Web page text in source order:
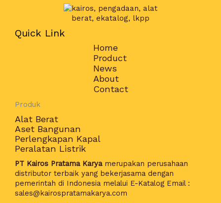
Quick Link
Home
Product
News
About
Contact
Produk
Alat Berat
Aset Bangunan
Perlengkapan Kapal
Peralatan Listrik
PT Kairos Pratama Karyamerupakan perusahaan
distributor terbaik yang bekerjasama dengan
pemerintah di Indonesia melalui E-Katalog Email :
sales@kairospratamakarya.com